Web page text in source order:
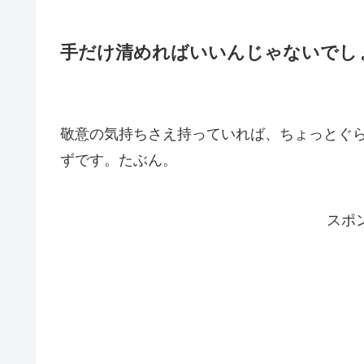
手だけ清めればいいんじゃないでし
敬意の気持ちさえ持っていれば、ちょっとぐ
ずです。たぶん。
スポ